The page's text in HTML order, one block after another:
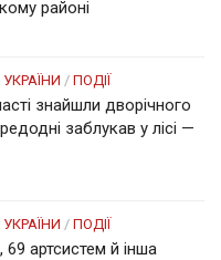
районі
/ ПОДІЇ
знайшли дворічного
заблукав у лісі —
/ ПОДІЇ
69 артсистем й інша